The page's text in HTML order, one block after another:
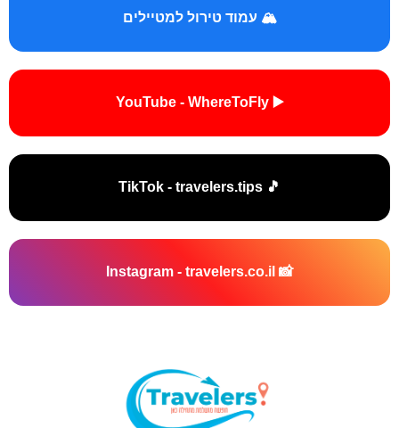
🏔️ עמוד טירול למטיילים
▶️ YouTube - WhereToFly
🎵 TikTok - travelers.tips
📸 Instagram - travelers.co.il